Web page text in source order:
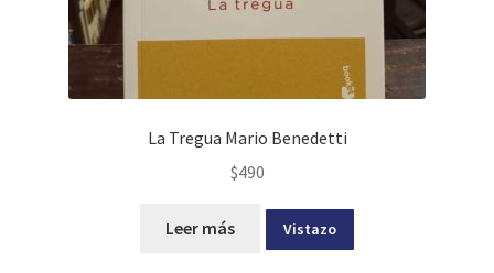
La Tregua Mario Benedetti
$490
Leer más Vistazo